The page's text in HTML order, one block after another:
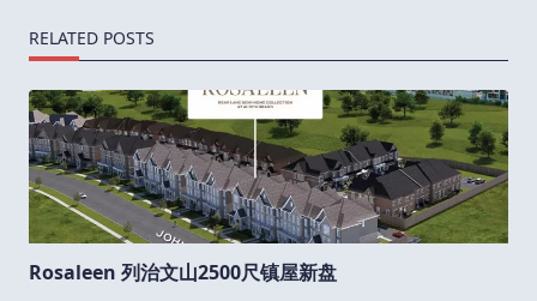
RELATED POSTS
Rosaleen 列治文山2500尺镇屋新盘